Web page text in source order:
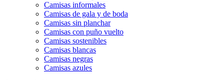
Camisas informales
Camisas de gala y de boda
Camisas sin planchar
Camisas con puño vuelto
Camisas sostenibles
Camisas blancas
Camisas negras
Camisas azules